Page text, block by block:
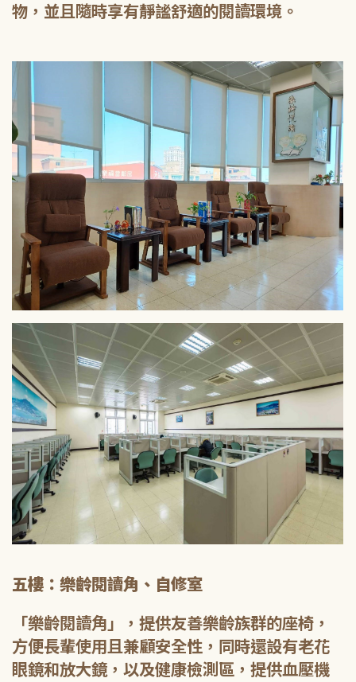
物，並且隨時享有靜謐舒適的閱讀環境。
五樓：樂齡閱讀角、自修室
「樂齡閱讀角」，提供友善樂齡族群的座椅，
方便長輩使用且兼顧安全性，同時還設有老花
眼鏡和放大鏡，以及健康檢測區，提供血壓機